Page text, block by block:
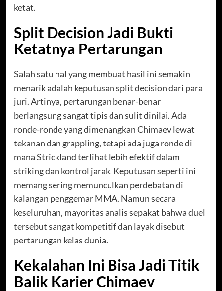
ketat.
Split Decision Jadi Bukti
Ketatnya Pertarungan
Salah satu hal yang membuat hasil ini semakin
menarik adalah keputusan split decision dari para
juri. Artinya, pertarungan benar-benar
berlangsung sangat tipis dan sulit dinilai. Ada
ronde-ronde yang dimenangkan Chimaev lewat
tekanan dan grappling, tetapi ada juga ronde di
mana Strickland terlihat lebih efektif dalam
striking dan kontrol jarak. Keputusan seperti ini
memang sering memunculkan perdebatan di
kalangan penggemar MMA. Namun secara
keseluruhan, mayoritas analis sepakat bahwa duel
tersebut sangat kompetitif dan layak disebut
pertarungan kelas dunia.
Kekalahan Ini Bisa Jadi Titik
Balik Karier Chimaev